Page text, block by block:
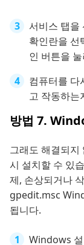
서비스 탭을
확인란을 선
인 버튼을
컴퓨터를 다
고 작동하는
방법 7.
그래도 해결되
시 설치할 수 있
제, 손상되거나
gpedit.msc
됩니다.
Windows